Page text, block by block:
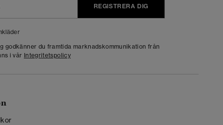
REGISTRERA DIG
godkänner du framtida marknadskommunikation från
i vår Integritetspolicy